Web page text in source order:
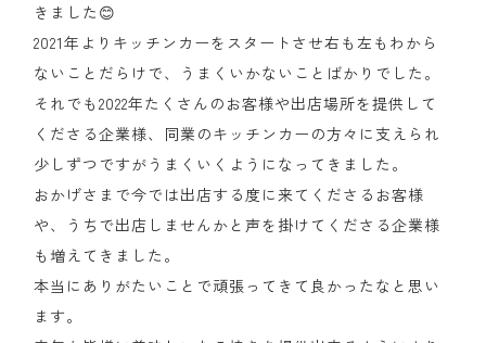
きました😊
2021年よりキッチンカーをスタートさせ右も左もわから
ないことだらけで、うまくいかないことばかりでした。
それでも2022年たくさんのお客様や出店場所を提供して
くださる企業様、同業のキッチンカーの方々に支えられ
少しずつですがうまくいくようになってきました。
おかげさまで今では出店する度に来てくださるお客様
や、うちで出店しませんかと声を掛けてくださる企業様
も増えてきました。
本当にありがたいことで頑張ってきて良かったなと思い
ます。